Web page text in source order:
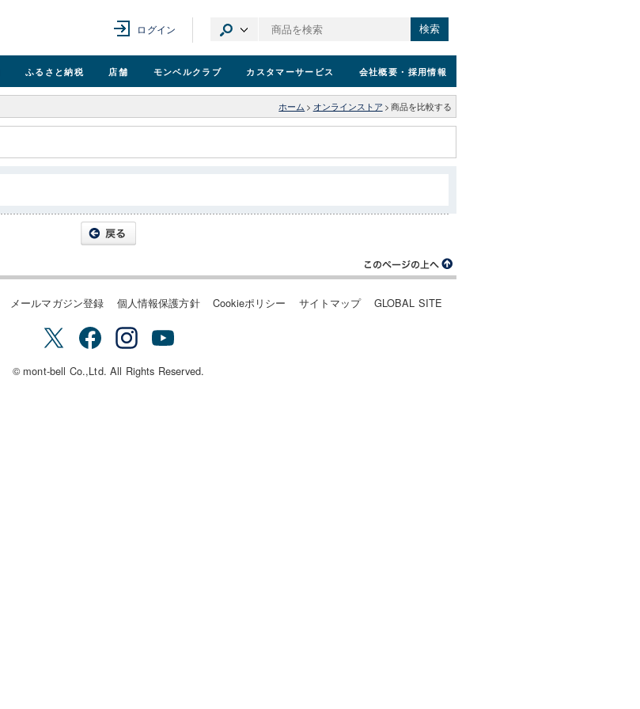
ログイン 検索
ふるさと納税 店舗 モンベルクラブ カスタマーサービス 会社概要 ・採用情報
ホーム > オンラインストア > 商品を比較する
メールマガジン登録 個人情報保護方針 Cookieポリシー サイトマップ GLOBAL SITE
© mont-bell Co.,Ltd. All Rights Reserved.